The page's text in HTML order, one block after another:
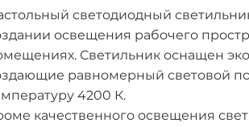
светодиодный
освещения рабочего
Светильник оснащен
равномерный световой
4200 К.
качественного освещения